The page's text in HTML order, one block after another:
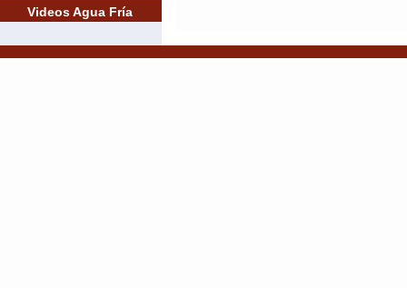
Videos Agua Fría